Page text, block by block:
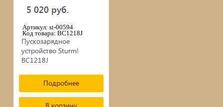
сопутствующие товары
Брусчатка/Тротуарная плитка
Купели и бассейны из полипропилена
Облицовочная плитка
5 020 руб.
Артикул: st-00594
Код товара: BC1218J
Пускозарядное
устройство Sturm!
BC1218J
Подробнее